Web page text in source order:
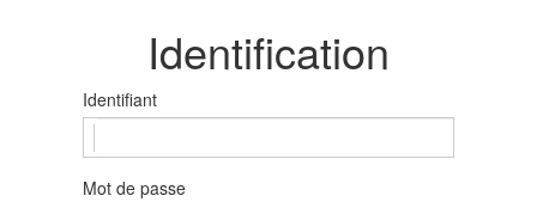
Identification
Identifiant
Mot de passe